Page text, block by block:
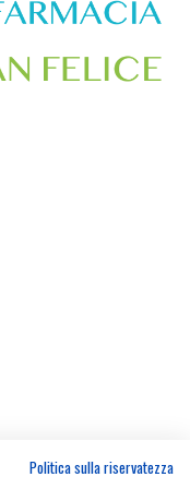
Politica sulla riservatezza